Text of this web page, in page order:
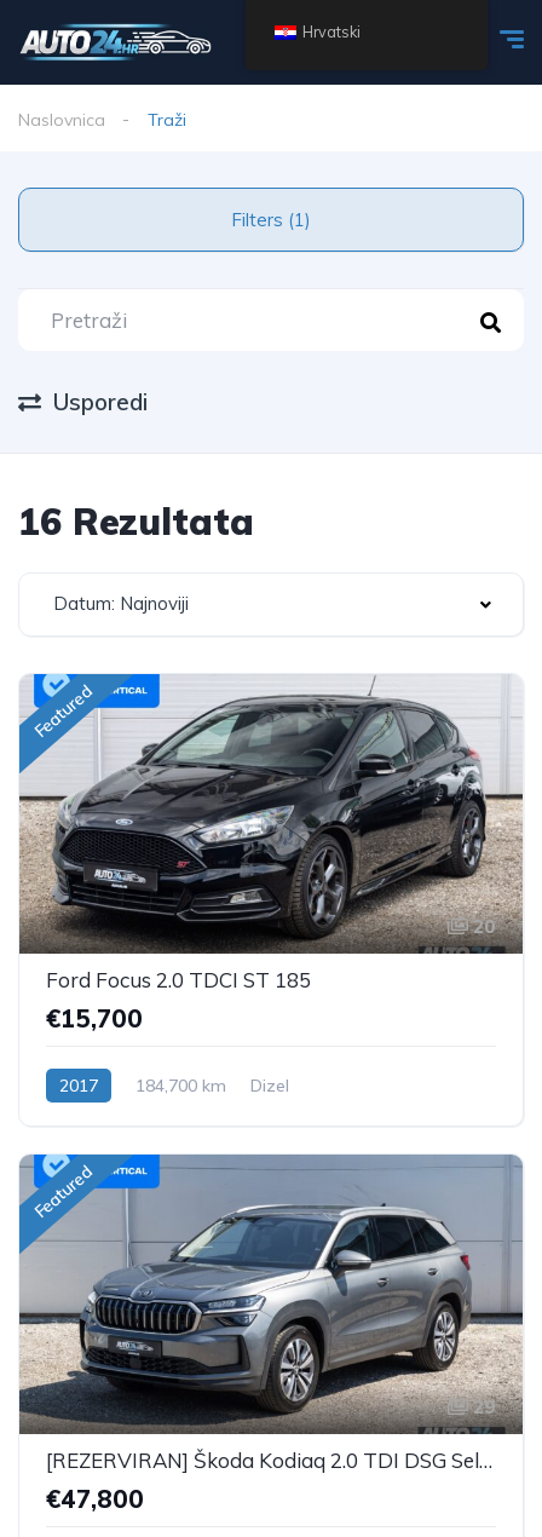
Naslovnica Traži
Filters (1)
Usporedi
16 Rezultata
Datum: Najnoviji
Featured
20
Ford Focus 2.0 TDCI ST 185
€15,700
2017 184,700 km Dizel
Featured
29
[REZERVIRAN] Škoda Kodiaq 2.0 TDI DSG Selection Plus - 7 SJEDALA
€47,800
Hrvatski